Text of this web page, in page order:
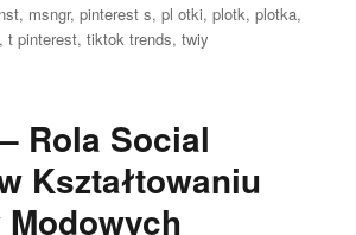
, msngr,pinterest s,pl otki,plotk,plotka,
,t pinterest,tiktok trends,twiy
Rola Social
Kształtowaniu